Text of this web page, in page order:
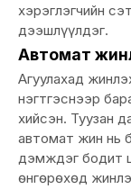
хэрэглэгчийн
дээшлүүлдэг.
Автомат
Агуулахад
нэгтгэснээр
хийсэн. Туузан
автомат жин нь
дэмждэг бодит
өнгөрөхөд